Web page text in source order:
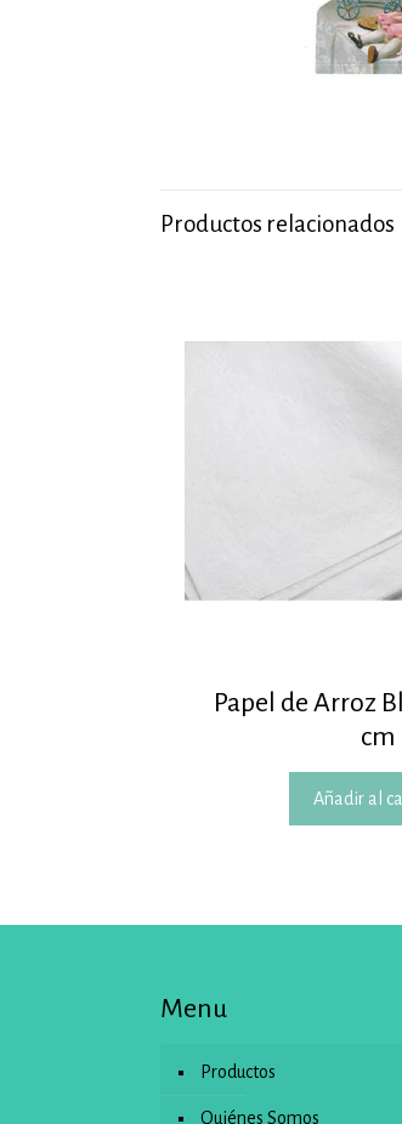
Productos relacionados
Papel de Arroz
cm
Añadir al
Menu
Productos
Quiénes Somos